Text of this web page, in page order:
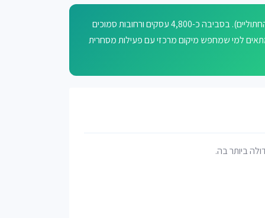
רחוב קלנר אריה בירושלים נקרא על שם אריה (מין טורף במשפחת החתוליים). בסביבה כ-4,800 עסקים ורחובות סמוכים
למי שמחפש מיקום מרכזי עם פעילות מסחרית
ביותר בה.